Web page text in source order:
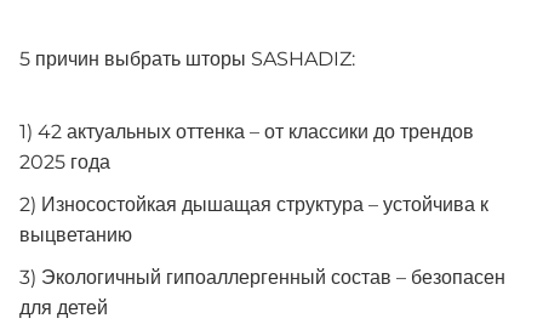
5 причин выбрать шторы SASHADIZ:
1) 42 актуальных оттенка – от классики до трендов
2025 года
2) Износостойкая дышащая структура – устойчива к
выцветанию
3) Экологичный гипоаллергенный состав – безопасен
для детей